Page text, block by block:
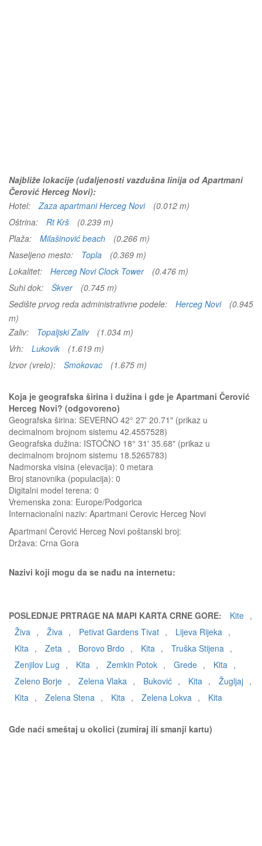
Najbliže lokacije (udaljenosti vazdušna linija od Apartmani
Čerović Herceg Novi):
Hotel:
Zaza apartmani Herceg Novi
(0.012 m)
Oštrina:
Rt Krš
(0.239 m)
Plaža:
Milašinović beach
(0.266 m)
Naseljeno mesto:
Topla
(0.369 m)
Lokalitet:
Herceg Novi Clock Tower
(0.476 m)
Suhi dok:
Škver
(0.745 m)
Sedište prvog reda administrativne podele:
Herceg Novi
(0.945
m)
Zaliv:
Topaljski Zaliv
(1.034 m)
Vrh:
Lukovik
(1.619 m)
Izvor (vrelo):
Smokovac (1.675 m)
Koja je geografska širina i dužina i gde je Apartmani Čerović
Herceg Novi? (odgovoreno)
Geografska širina: SEVERNO 42° 27' 20.71" (prikaz u
decimalnom brojnom sistemu 42.4557528)
Geografska dužina: ISTOČNO 18° 31' 35.68" (prikaz u
decimalnom brojnom sistemu 18.5265783)
Nadmorska visina (elevacija): 0 metara
Broj stanovnika (populacija): 0
Digitalni model terena: 0
Vremenska zona: Europe/Podgorica
Internacionalni naziv: Apartmani Cerovic Herceg Novi
Apartmani Čerović Herceg Novi poštanski broj:
Država: Crna Gora
Nazivi koji mogu da se nađu na internetu:
POSLEDNJE PRTRAGE NA MAPI KARTA CRNE GORE: Kite ,
Živa , Živa , Petivat Gardens Tivat , Lijeva Rijeka ,
Kita , Zeta , Borovo Brdo , Kita , Truška Stijena ,
Zenjilov Lug , Kita , Zemkin Potok , Grede , Kita ,
Zeleno Borje , Zelena Vlaka , Buković , Kita , Žugljaj ,
Kita , Zelena Stena , Kita , Zelena Lokva , Kita
Gde naći smeštaj u okolici (zumiraj ili smanji kartu)